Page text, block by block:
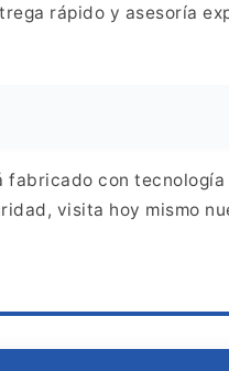
rápido y asesoría
fabricado con
visita hoy mismo